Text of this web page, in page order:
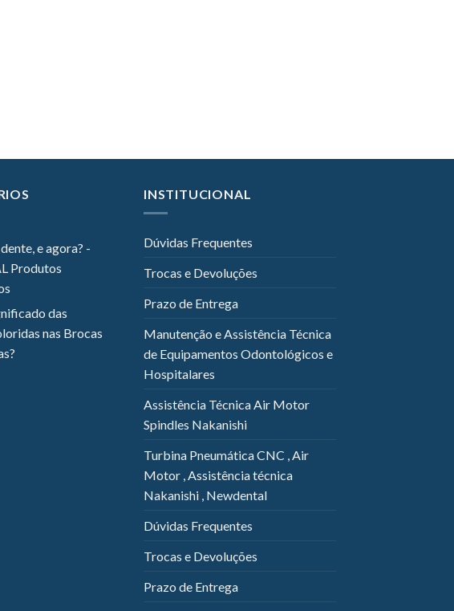
e agora? -
Produtos
das
nas Brocas
INSTITUCIONAL
Dúvidas Frequentes
Trocas e Devoluções
Prazo de Entrega
Manutenção e Assistência Técnica
de Equipamentos Odontológicos e
Hospitalares
Assistência Técnica Air Motor
Spindles Nakanishi
Turbina Pneumática CNC , Air
Motor , Assistência técnica
Nakanishi , Newdental
Dúvidas Frequentes
Trocas e Devoluções
Prazo de Entrega